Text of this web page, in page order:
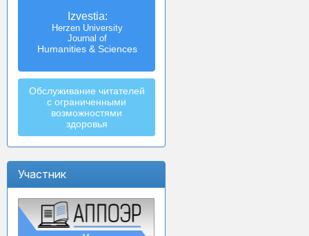
Izvestia:
Herzen University
Journal of
Humanities & Sciences
Обслуживание читателей
с ограниченными
возможностями
здоровья
Участник